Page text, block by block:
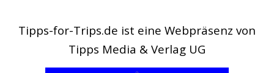
Tipps-for-Trips.de ist eine Webpräsenz von
Tipps Media & Verlag UG